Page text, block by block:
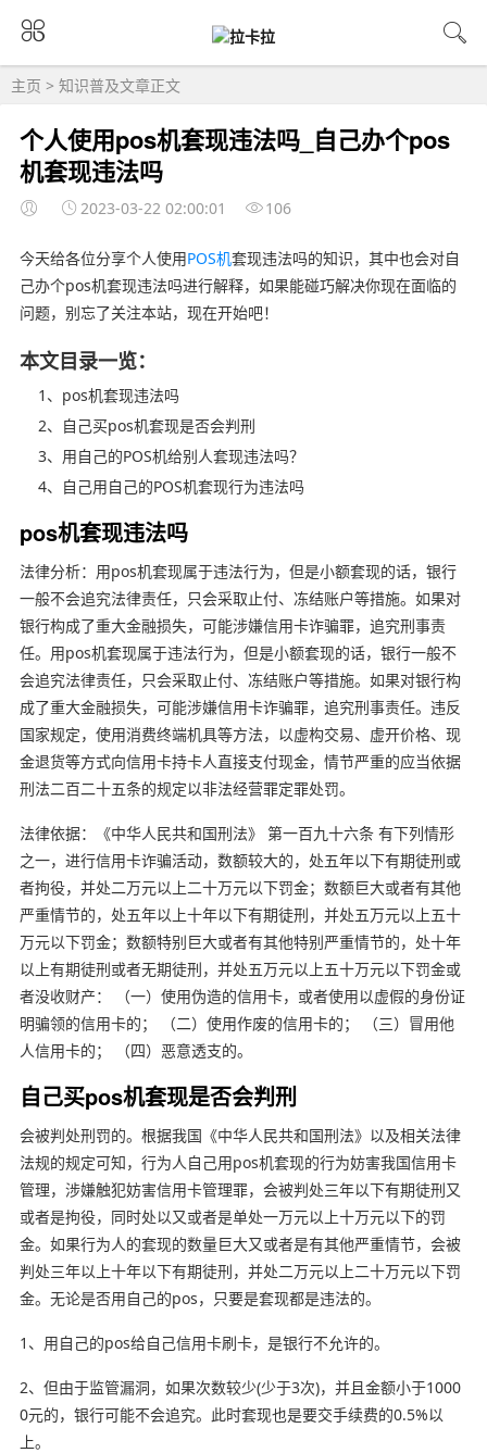
主页 > 知识普及文章正文
个人使用pos机套现违法吗_自己办个pos
机套现违法吗
2023-03-22 02:00:01 106
今天给各位分享个人使用POS机套现违法吗的知识，其中也会对自
己办个pos机套现违法吗进行解释，如果能碰巧解决你现在面临的
问题，别忘了关注本站，现在开始吧！
本文目录一览：
1、pos机套现违法吗
2、自己买pos机套现是否会判刑
3、用自己的POS机给别人套现违法吗？
4、自己用自己的POS机套现行为违法吗
pos机套现违法吗
法律分析：用pos机套现属于违法行为，但是小额套现的话，银行
一般不会追究法律责任，只会采取止付、冻结账户等措施。如果对
银行构成了重大金融损失，可能涉嫌信用卡诈骗罪，追究刑事责
任。用pos机套现属于违法行为，但是小额套现的话，银行一般不
会追究法律责任，只会采取止付、冻结账户等措施。如果对银行构
成了重大金融损失，可能涉嫌信用卡诈骗罪，追究刑事责任。违反
国家规定，使用消费终端机具等方法，以虚构交易、虚开价格、现
金退货等方式向信用卡持卡人直接支付现金，情节严重的应当依据
刑法二百二十五条的规定以非法经营罪定罪处罚。
法律依据：《中华人民共和国刑法》 第一百九十六条 有下列情形
之一，进行信用卡诈骗活动，数额较大的，处五年以下有期徒刑或
者拘役，并处二万元以上二十万元以下罚金；数额巨大或者有其他
严重情节的，处五年以上十年以下有期徒刑，并处五万元以上五十
万元以下罚金；数额特别巨大或者有其他特别严重情节的，处十年
以上有期徒刑或者无期徒刑，并处五万元以上五十万元以下罚金或
者没收财产： （一）使用伪造的信用卡，或者使用以虚假的身份证
明骗领的信用卡的； （二）使用作废的信用卡的； （三）冒用他
人信用卡的； （四）恶意透支的。
自己买pos机套现是否会判刑
会被判处刑罚的。根据我国《中华人民共和国刑法》以及相关法律
法规的规定可知，行为人自己用pos机套现的行为妨害我国信用卡
管理，涉嫌触犯妨害信用卡管理罪，会被判处三年以下有期徒刑又
或者是拘役，同时处以又或者是单处一万元以上十万元以下的罚
金。如果行为人的套现的数量巨大又或者是有其他严重情节，会被
判处三年以上十年以下有期徒刑，并处二万元以上二十万元以下罚
金。无论是否用自己的pos，只要是套现都是违法的。
1、用自己的pos给自己信用卡刷卡，是银行不允许的。
2、但由于监管漏洞，如果次数较少(少于3次)，并且金额小于1000
0元的，银行可能不会追究。此时套现也是要交手续费的0.5%以
上。